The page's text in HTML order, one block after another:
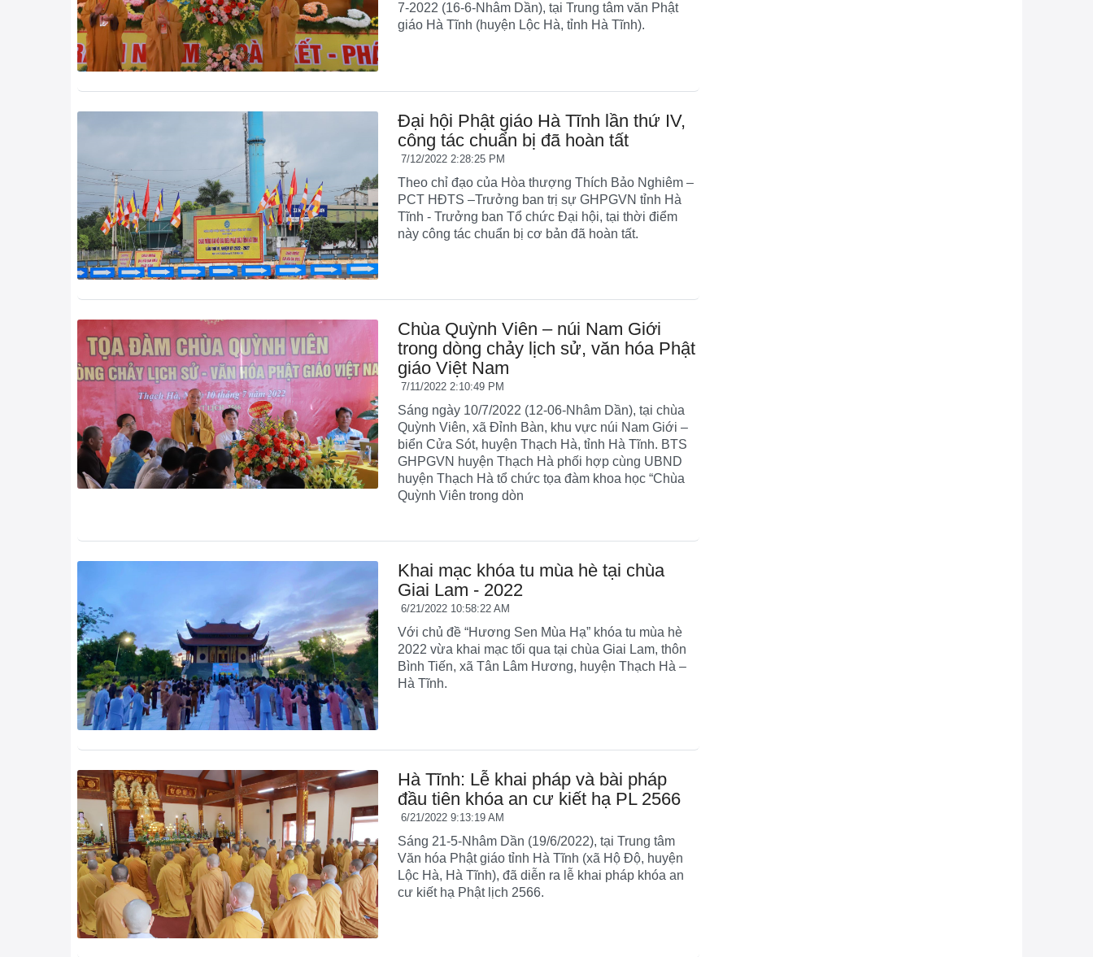
7-2022 (16-6-Nhâm Dần), tại Trung tâm văn Phật
giáo Hà Tĩnh (huyện Lộc Hà, tỉnh Hà Tĩnh).
Đại hội Phật giáo Hà Tĩnh lần thứ IV,
công tác chuẩn bị đã hoàn tất
7/12/2022 2:28:25 PM
Theo chỉ đạo của Hòa thượng Thích Bảo Nghiêm –
PCT HĐTS –Trưởng ban trị sự GHPGVN tỉnh Hà
Tĩnh - Trưởng ban Tổ chức Đại hội, tại thời điểm
này công tác chuẩn bị cơ bản đã hoàn tất.
Chùa Quỳnh Viên – núi Nam Giới
trong dòng chảy lịch sử, văn hóa Phật
giáo Việt Nam
7/11/2022 2:10:49 PM
Sáng ngày 10/7/2022 (12-06-Nhâm Dần), tại chùa
Quỳnh Viên, xã Đỉnh Bàn, khu vực núi Nam Giới –
biển Cửa Sót, huyện Thạch Hà, tỉnh Hà Tĩnh. BTS
GHPGVN huyện Thạch Hà phối hợp cùng UBND
huyện Thạch Hà tổ chức tọa đàm khoa học “Chùa
Quỳnh Viên trong dòn
Khai mạc khóa tu mùa hè tại chùa
Giai Lam - 2022
6/21/2022 10:58:22 AM
Với chủ đề “Hương Sen Mùa Hạ” khóa tu mùa hè
2022 vừa khai mạc tối qua tại chùa Giai Lam, thôn
Bình Tiến, xã Tân Lâm Hương, huyện Thạch Hà –
Hà Tĩnh.
Hà Tĩnh: Lễ khai pháp và bài pháp
đầu tiên khóa an cư kiết hạ PL 2566
6/21/2022 9:13:19 AM
Sáng 21-5-Nhâm Dần (19/6/2022), tại Trung tâm
Văn hóa Phật giáo tỉnh Hà Tĩnh (xã Hộ Độ, huyện
Lộc Hà, Hà Tĩnh), đã diễn ra lễ khai pháp khóa an
cư kiết hạ Phật lịch 2566.